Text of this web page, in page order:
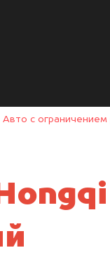
Авто с ограничением